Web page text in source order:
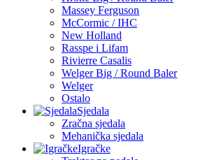
Massey Ferguson
McCormic / IHC
New Holland
Rasspe i Lifam
Rivierre Casalis
Welger Big / Round Baler
Welger
Ostalo
Sjedala
Zračna sjedala
Mehanička sjedala
Igračke